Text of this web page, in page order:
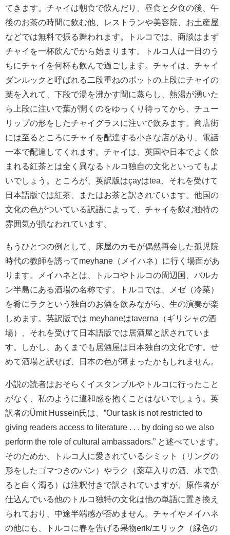
てきます。チャイは朝食で飲んだり、昼食と夕食の後、午
後のお茶の時間に飲む他、レストランや美容院、お土産屋
などでは無料で振る舞われます。トルコでは、商談はまず
チャイを一杯飲んでから始まります。トルコ人は一日のう
ちにチャイを何杯も飲んで過ごします。チャイは、チャイ
ダンルックと呼ばれる二段重ねのポットの上段にチャイの
葉を入れて、下段で湯を沸かす間に蒸らし、熱湯が湧いた
ら上段に注いで葉が開くのをゆっくり待ってから、チュー
リップの形をしたチャイグラスに注いで飲みます。商店街
には至るところにチャイを配達する小さな店があり、電話
一本で配達してくれます。チャイは、英国や日本でよく飲
まれる紅茶とは全く異なるトルコ独自の文化といってもよ
いでしょう。ところが、英訳版はçayはtea、それを受けて
日本語版では紅茶、またはお茶と訳されています。他国の
文化の色がついている訳語によって、チャイを飲む独特の
雰囲気が損なわれています。
もうひとつの例として、床屋のカモが偶然再会した孤児院
時代の教師を誘ってmeyhane（メイハネ）に行く場面があ
ります。メイハネとは、トルコやトルコの周辺国、バルカ
ン半島にある酒場の名称です。トルコでは、メゼ（冷菜）
を肴にラクという独自のお酒を飲みながら、生の演奏が楽
しめます。英訳版では meyhaneはtaverna（ギリシャの酒
場）、それを受けて日本語版では居酒屋と訳されていま
す。しかし、あくまでも居酒屋は日本独自の文化です。せ
めて酒場と訳せば、日本の色が薄まったかもしれません。
小説の読者はおそらくイスタンブルやトルコに行ったこと
がなく、私のように違和感を抱くことはないでしょう。英
訳者のÜmit Hussein氏は、”Our task is not restricted to
giving readers access to literature . . . by doing so we also
perform the role of cultural ambassadors.” と述べています。
そのためか、トルコ人に愛されているシミット（リングの
形をしたゴマつきのパン）やラク（薬草入りの酒、水で割
ると白く濁る）は注釈付きで訳されていますが、原作者が
仕込んでいる他のトルコ独特の文化は他の単語に置き換え
られており、中途半端感が否めません。チャイやメイハネ
の他にも、トルコに春を告げる果物erik/エリック（緑色の